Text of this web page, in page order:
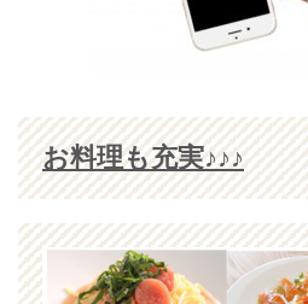
お料理も充実♪♪♪